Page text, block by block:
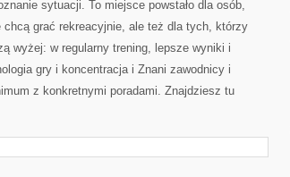
sytuacji. To miejsce powstało dla osób,
chcą grać rekreacyjnie, ale też dla tych, którzy
wyżej: w regularny trening, lepsze wyniki i
gry i koncentracja i Znani zawodnicy i
z konkretnymi poradami. Znajdziesz tu